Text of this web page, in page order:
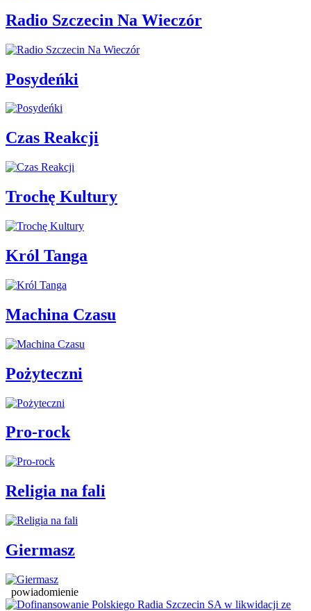
Radio Szczecin Na Wieczór
Posydeńki
Czas Reakcji
Trochę Kultury
Król Tanga
Machina Czasu
Pożyteczni
Pro-rock
Religia na fali
Giermasz
powiadomienie